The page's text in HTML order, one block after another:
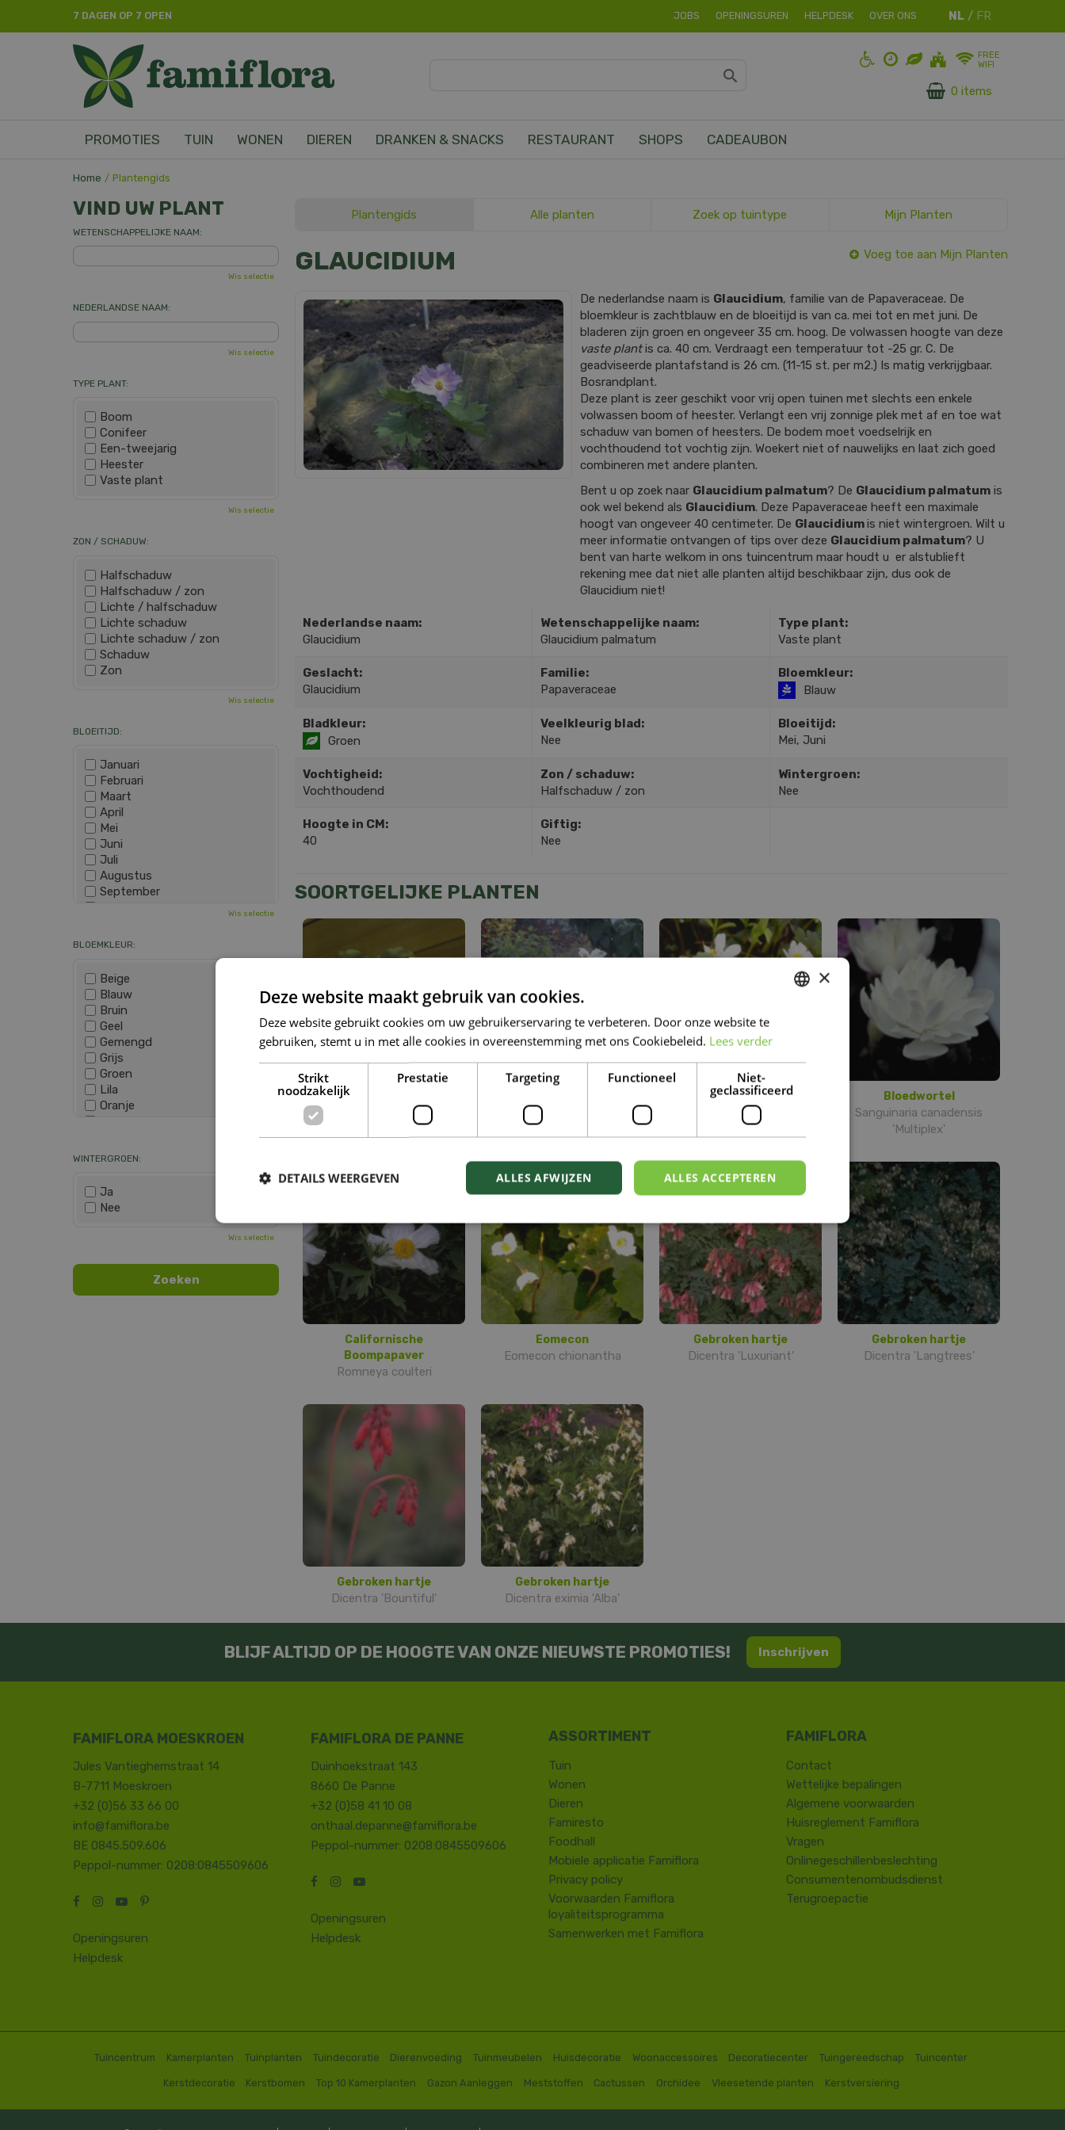
Home Plantengids
7 DAGEN OP 7 OPEN JOBS OPENINGSUREN HELPDESK OVER ONS
FREE
WIFI
0 items
PROMOTIES TUIN WONEN DIEREN DRANKEN & SNACKS RESTAURANT SHOPS CADEAUBON
Plantengids Alle planten Zoek op tuintype Mijn Planten
GLAUCIDIUM Voeg toe aan Mijn Planten
De nederlandse naam is Glaucidium, familie van de Papaveraceae. De
bloemkleur is zachtblauw en de bloeitijd is van ca. mei tot en met juni. De
bladeren zijn groen en ongeveer 35 cm. hoog. De volwassen hoogte van deze
vaste plantis ca. 40 cm. Verdraagt een temperatuur tot -25 gr. C. De
geadviseerde plantafstand is 26 cm. (11-15 st. per m2.) Is matig verkrijgbaar.
Bosrandplant.
Deze plant is zeer geschikt voor vrij open tuinen met slechts een enkele
volwassen boom of heester. Verlangt een vrij zonnige plek met af en toe wat
schaduw van bomen of heesters. De bodem moet voedselrijk en
vochthoudend tot vochtig zijn. Woekert niet of nauwelijks en laat zich goed
combineren met andere planten.
Bent u op zoek naar Glaucidium palmatum? De Glaucidium palmatum is
ook wel bekend als Glaucidium. Deze Papaveraceae heeft een maximale
hoogt van ongeveer 40 centimeter. De Glaucidiumis niet wintergroen. Wilt u
meer informatie ontvangen of tips over deze Glaucidium palmatum? U
bent van harte welkom in ons tuincentrum maar houdt u er alstublieft
rekening mee dat niet alle planten altijd beschikbaar zijn, dus ook de
Glaucidium niet!
Nederlandse naam:
Glaucidium
Wetenschappelijke naam:
Glaucidium palmatum
Type plant:
Vaste plant
Geslacht:
Glaucidium
Familie:
Papaveraceae
Bloemkleur:
Blauw
Bladkleur:
Groen
Veelkleurig blad:
Nee
Bloeitijd:
Mei, Juni
Vochtigheid:
Vochthoudend
Zon / schaduw:
Halfschaduw / zon
Wintergroen:
Nee
Hoogte in CM:
40
Giftig:
Nee
SOORTGELIJKE PLANTEN
Blauwe klaproos
Meconopsis betonicifolia
Meconopsis betonicifolia
Bloedwortel
Sanguinaria canadensis
Bloedwortel
Sanguinaria canadensis
'Multiplex'
Californische
Boompapaver
Romneya coulteri
Eomecon
Eomecon chionantha
Gebroken hartje
Dicentra 'Luxuriant'
Gebroken hartje
Dicentra 'Langtrees'
Gebroken hartje
Dicentra 'Bountiful'
Gebroken hartje
Dicentra eximia 'Alba'
VIND UW PLANT
WETENSCHAPPELIJKE NAAM:
Wis selectie
NEDERLANDSE NAAM:
Wis selectie
TYPE PLANT:
Boom
Conifeer
Een-tweejarig
Heester
Vaste plant
Wis selectie
ZON / SCHADUW:
Halfschaduw
Halfschaduw / zon
Lichte / halfschaduw
Lichte schaduw
Lichte schaduw / zon
Schaduw
Zon
Wis selectie
BLOEITIJD:
Januari
Februari
Maart
April
Mei
Juni
Juli
Augustus
September
December
Wis selectie
BLOEMKLEUR:
Beige
Blauw
Bruin
Geel
Gemengd
Grijs
Groen
Lila
Oranje
Roze
Zwart
WINTERGROEN:
Ja
Nee
Wis selectie
BLIJF ALTIJD OP DE HOOGTE VAN ONZE NIEUWSTE PROMOTIES! Inschrijven
FAMIFLORA MOESKROEN
Jules Vantieghemstraat 14
B-7711 Moeskroen
+32 (0)56 33 66 00
info@famiflora.be
BE 0845.509.606
Peppol-nummer: 0208:0845509606
Openingsuren
Helpdesk
FAMIFLORA DE PANNE
Duinhoekstraat 143
8660 De Panne
+32 (0)58 41 10 08
onthaal.depanne@famiflora.be
Peppol-nummer: 0208:0845509606
Openingsuren
Helpdesk
Tuin
Wonen
Dieren
Famiresto
Foodhall
Mobiele applicatie Famiflora
Privacy policy
Voorwaarden Famiflora
loyaliteitsprogramma
Samenwerken met Famiflora
Contact
​Wettelijke bepalingen
Algemene voorwaarden
Huisreglement Famiflora
Vragen
Onlinegeschillenbeslechting
Consumentenombudsdienst
Terugroepactie
Tuincentrum Kamerplanten Tuinplanten Tuindecoratie Dierenvoeding Tuinmeubelen Huisdecoratie Woonaccessoires Decoratiecenter Tuingereedschap Tuincenter
Kerstdecoratie Kerstbomen Top 10 Kamerplanten Gazon Aanleggen Meststoffen Cactussen Orchidee Vleesetende planten Kerstversiering
×
Deze website maakt gebruik van cookies.
Deze website gebruikt cookies om uw gebruikerservaring te verbeteren. Door onze website te
gebruiken, stemt u in met alle cookies in overeenstemming met ons Cookiebeleid. Lees verder
Strikt
noodzakelijk
Prestatie Targeting Functioneel
Niet-
geclassificeerd
ALLES ACCEPTEREN
ALLES AFWIJZEN
DETAILS WEERGEVEN